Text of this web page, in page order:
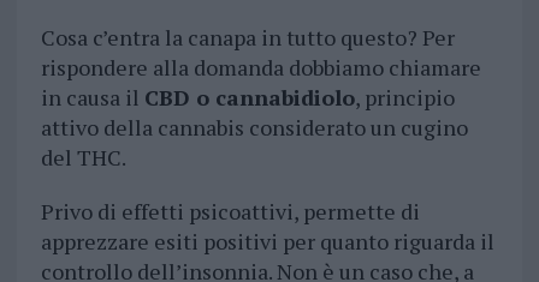
Cosa c’entra la canapa in tutto questo? Per
rispondere alla domanda dobbiamo chiamare
in causa il CBD o cannabidiolo, principio
attivo della cannabis considerato un cugino
del THC.
Privo di effetti psicoattivi, permette di
apprezzare esiti positivi per quanto riguarda il
controllo dell’insonnia. Non è un caso che, a